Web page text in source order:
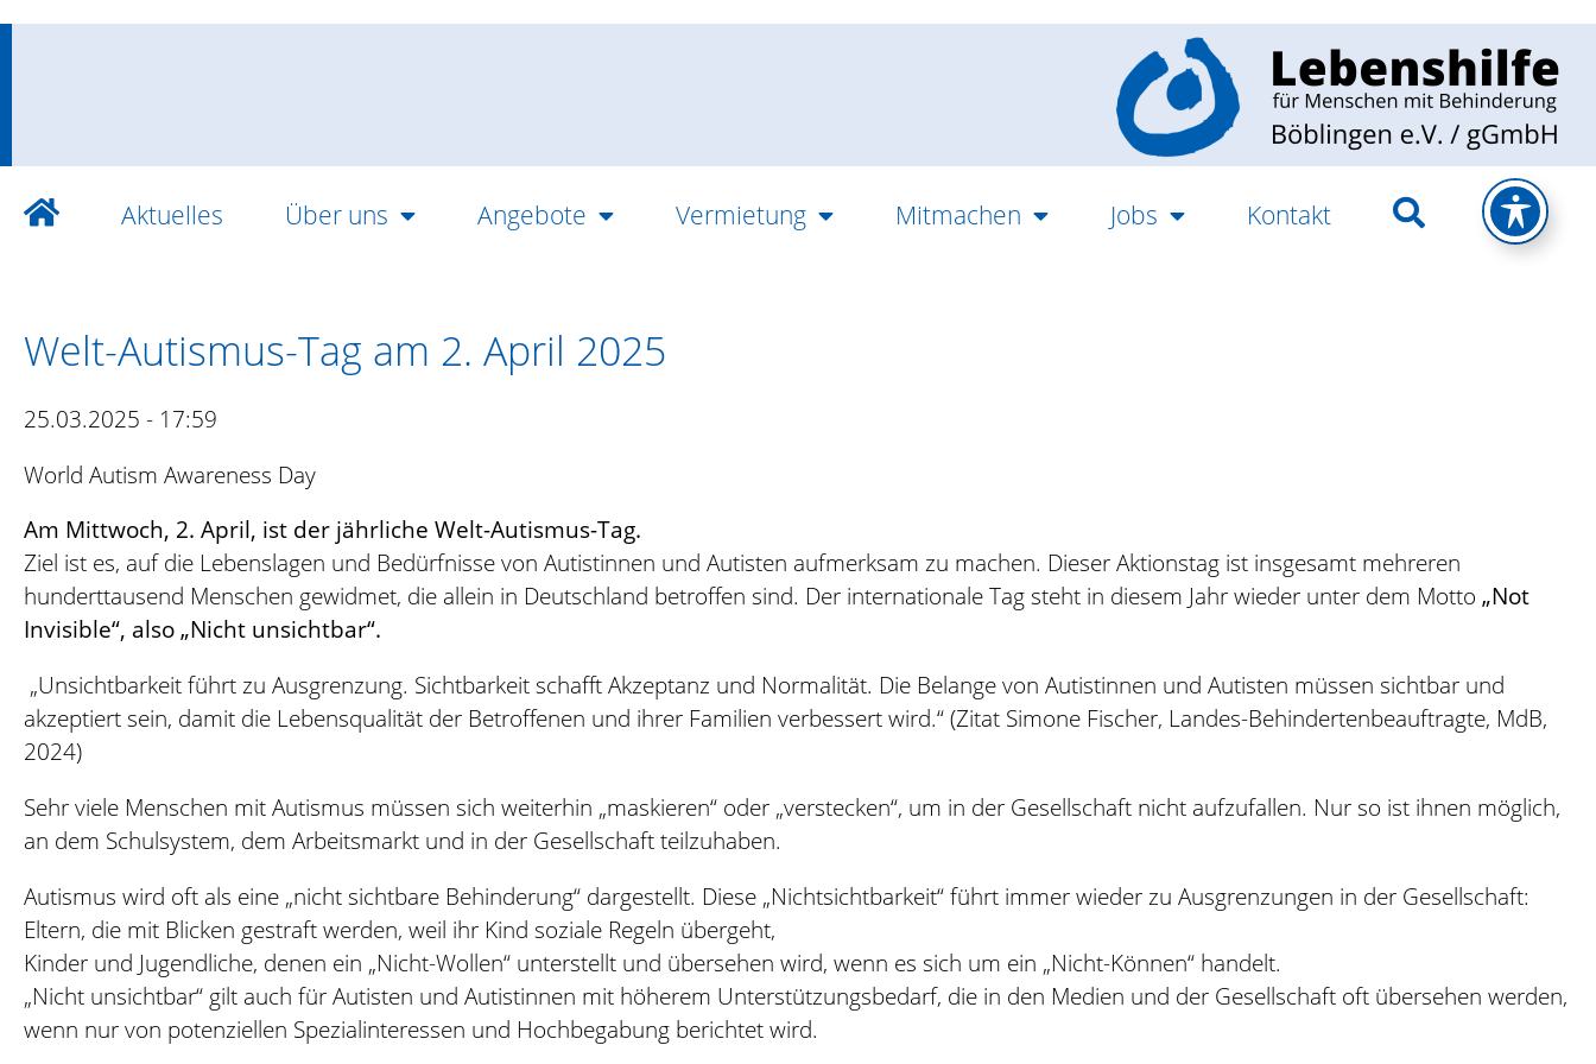
Aktuelles Über uns Angebote Vermietung Mitmachen Jobs Kontakt
Welt-Autismus-Tag am 2. April 2025
25.03.2025 - 17:59
World Autism Awareness Day
Am Mittwoch, 2. April, ist der jährliche Welt-Autismus-Tag.
Ziel ist es, auf die Lebenslagen und Bedürfnisse von Autistinnen und Autisten aufmerksam zu machen. Dieser Aktionstag ist insgesamt mehreren
hunderttausend Menschen gewidmet, die allein in Deutschland betroffen sind. Der internationale Tag steht in diesem Jahr wieder unter dem Motto „Not
Invisible“, also „Nicht unsichtbar“.
„Unsichtbarkeit führt zu Ausgrenzung. Sichtbarkeit schafft Akzeptanz und Normalität. Die Belange von Autistinnen und Autisten müssen sichtbar und
akzeptiert sein, damit die Lebensqualität der Betroffenen und ihrer Familien verbessert wird.“ (Zitat Simone Fischer, Landes-Behindertenbeauftragte, MdB,
2024)
Sehr viele Menschen mit Autismus müssen sich weiterhin „maskieren“ oder „verstecken“, um in der Gesellschaft nicht aufzufallen. Nur so ist ihnen möglich,
an dem Schulsystem, dem Arbeitsmarkt und in der Gesellschaft teilzuhaben.
Autismus wird oft als eine „nicht sichtbare Behinderung“ dargestellt. Diese „Nichtsichtbarkeit“ führt immer wieder zu Ausgrenzungen in der Gesellschaft:
Eltern, die mit Blicken gestraft werden, weil ihr Kind soziale Regeln übergeht,
Kinder und Jugendliche, denen ein „Nicht-Wollen“ unterstellt und übersehen wird, wenn es sich um ein „Nicht-Können“ handelt.
„Nicht unsichtbar“ gilt auch für Autisten und Autistinnen mit höherem Unterstützungsbedarf, die in den Medien und der Gesellschaft oft übersehen werden,
wenn nur von potenziellen Spezialinteressen und Hochbegabung berichtet wird.